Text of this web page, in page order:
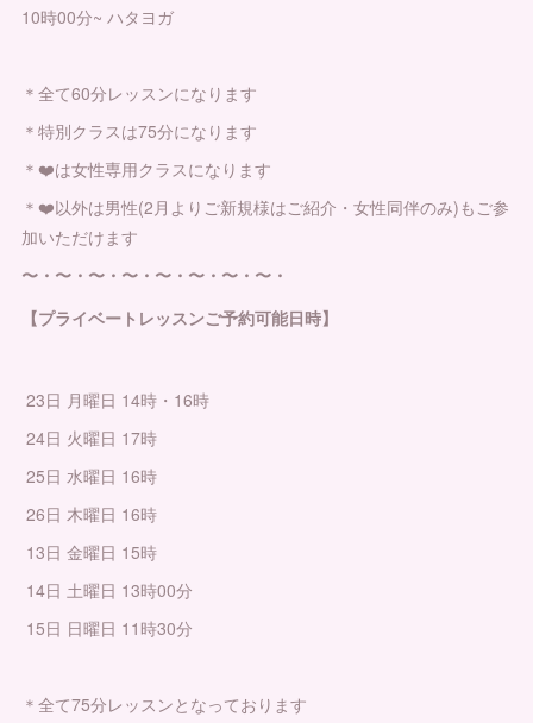
10時00分~ ハタヨガ
＊全て60分レッスンになります
＊特別クラスは75分になります
＊❤️は女性専用クラスになります
＊❤️以外は男性(2月よりご新規様はご紹介・女性同伴のみ)もご参
加いただけます
〜・〜・〜・〜・〜・〜・〜・〜・
【プライベートレッスンご予約可能日時】
23日 月曜日 14時・16時
24日 火曜日 17時
25日 水曜日 16時
26日 木曜日 16時
13日 金曜日 15時
14日 土曜日 13時00分
15日 日曜日 11時30分
＊全て75分レッスンとなっております